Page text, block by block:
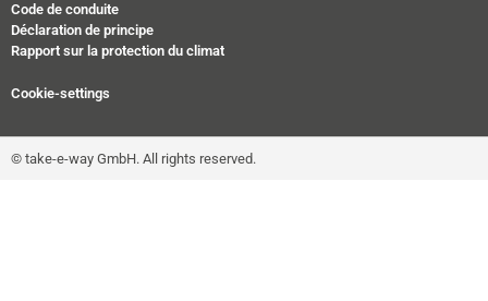
Code de conduite
Déclaration de principe
Rapport sur la protection du climat
Cookie-settings
© take-e-way GmbH. All rights reserved.